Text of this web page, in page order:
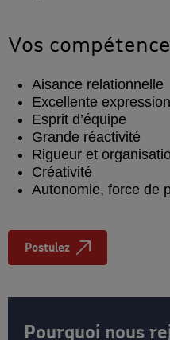
Vos
Aisance relationnelle
Excellente
Esprit d’équipe
Grande réactivité
Rigueur et
Créativité
Autonomie, force de
Postulez
Pourquoi nous